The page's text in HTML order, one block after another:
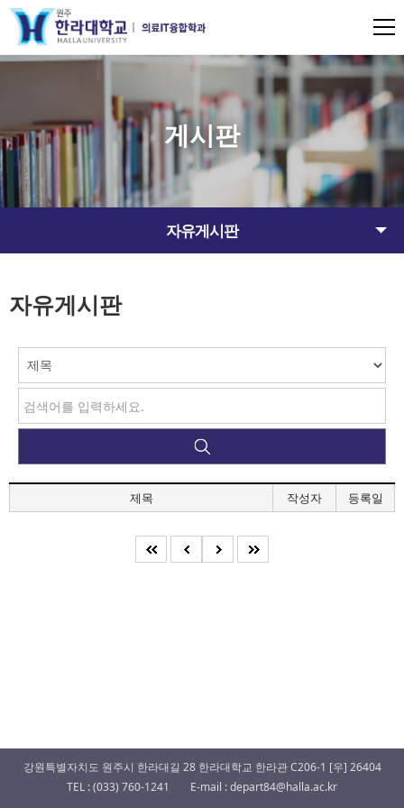
게시판
자유게시판
자유게시판
제목 작성자 등록일
강원특별자치도 원주시 한라대길 28 한라대학교 한라관 C206-1 [우] 26404
TEL : (033) 760-1241
E-mail : depart84@halla.ac.kr